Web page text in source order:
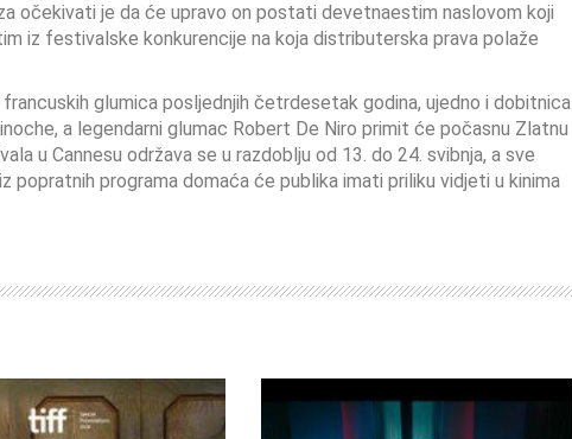
očekivati je da će upravo on postati devetnaestim naslovom koji
iz festivalske konkurencije na koja distributerska prava polaže
glumica posljednjih četrdesetak godina, ujedno i dobitnica
a legendarni glumac Robert De Niro primit će počasnu Zlatnu
u Cannesu održava se u razdoblju od 13. do 24. svibnja, a sve
programa domaća će publika imati priliku vidjeti u kinima